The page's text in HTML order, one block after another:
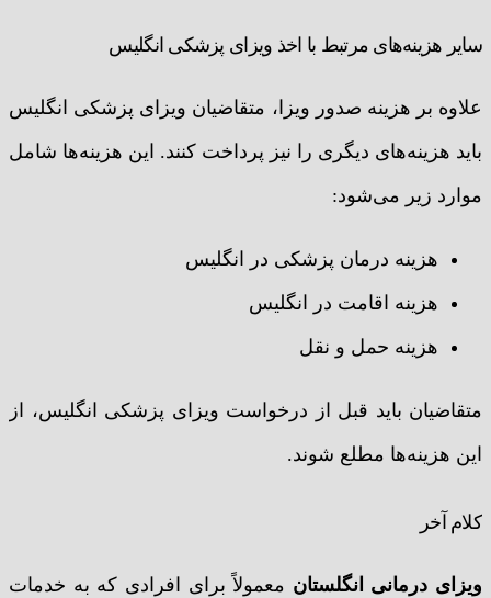
سایر هزینه‌های مرتبط با اخذ ویزای پزشکی انگلیس
علاوه بر هزینه صدور ویزا، متقاضیان ویزای پزشکی انگلیس
باید هزینه‌های دیگری را نیز پرداخت کنند. این هزینه‌ها شامل
موارد زیر می‌شود:
هزینه درمان پزشکی در انگلیس
هزینه اقامت در انگلیس
هزینه حمل و نقل
متقاضیان باید قبل از درخواست ویزای پزشکی انگلیس، از
این هزینه‌ها مطلع شوند.
کلام آخر
ویزای درمانی انگلستان معمولاً برای افرادی که به خدمات